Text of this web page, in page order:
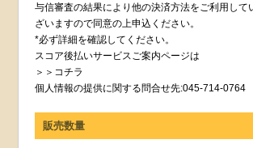
与信審査の結果により他の決済方法をご利用して
ざいますので同意の上申込ください。
*必ず詳細を確認してください。
スコア後払いサービスご案内ページは
＞＞コチラ
個人情報の提供に関する問合せ先:045-714-0764
販売数量